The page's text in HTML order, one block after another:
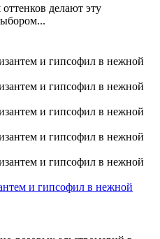
делают эту
и гипсофил в нежной